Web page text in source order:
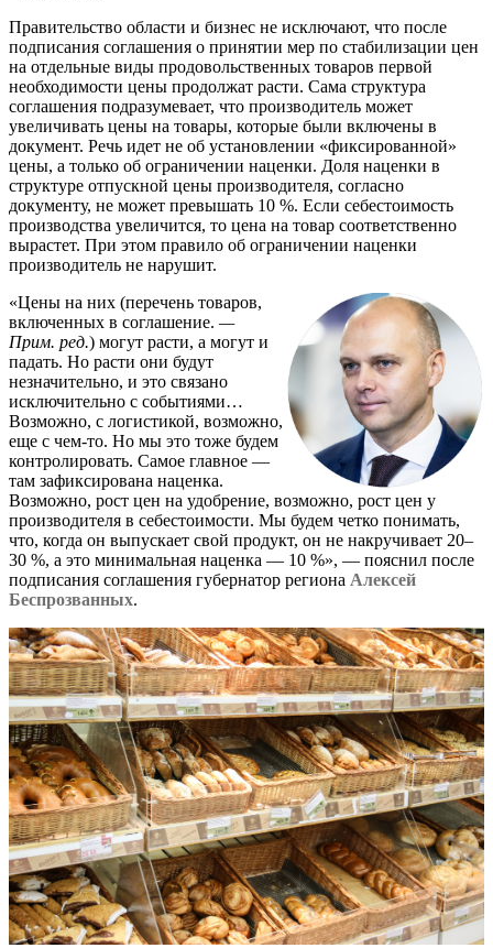
Правительство области и бизнес не исключают, что после
подписания соглашения о принятии мер по стабилизации цен
на отдельные виды продовольственных товаров первой
необходимости цены продолжат расти. Сама структура
соглашения подразумевает, что производитель может
увеличивать цены на товары, которые были включены в
документ. Речь идет не об установлении «фиксированной»
цены, а только об ограничении наценки. Доля наценки в
структуре отпускной цены производителя, согласно
документу, не может превышать 10 %. Если себестоимость
производства увеличится, то цена на товар соответственно
вырастет. При этом правило об ограничении наценки
производитель не нарушит.
«Цены на них (перечень товаров,
включенных в соглашение. —
Прим. ред.) могут расти, а могут и
падать. Но расти они будут
незначительно, и это связано
исключительно с событиями…
Возможно, с логистикой, возможно,
еще с чем-то. Но мы это тоже будем
контролировать. Самое главное —
там зафиксирована наценка.
Возможно, рост цен на удобрение, возможно, рост цен у
производителя в себестоимости. Мы будем четко понимать,
что, когда он выпускает свой продукт, он не накручивает 20–
30 %, а это минимальная наценка — 10 %», — пояснил после
подписания соглашения губернатор региона Алексей
Беспрозванных.